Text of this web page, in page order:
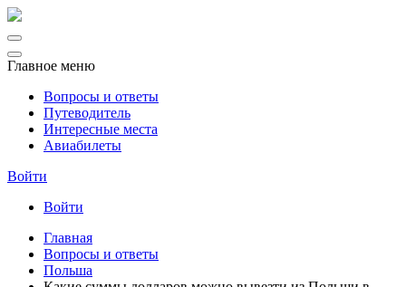
Главное меню
Вопросы и ответы
Путеводитель
Интересные места
Авиабилеты
Войти
Войти
Главная
Вопросы и ответы
Польша